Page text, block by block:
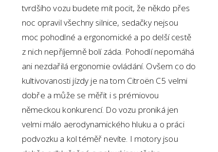
tvrdšího vozu budete mít pocit, že někdo přes
noc opravil všechny silnice, sedačky nejsou
moc pohodlné a ergonomické a po delší cestě
z nich nepříjemně bolí záda. Pohodlí nepomáhá
ani nezdařilá ergonomie ovládání. Ovšem co do
kultivovanosti jízdy je na tom Citroën C5 velmi
dobře a může se měřit i s prémiovou
německou konkurencí. Do vozu proniká jen
velmi málo aerodynamického hluku a o práci
podvozku a kol téměř nevíte. I motory jsou